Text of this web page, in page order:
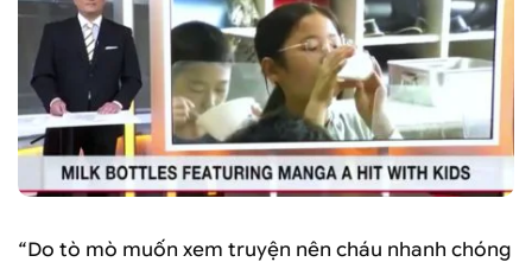
“Do tò mò muốn xem truyện nên cháu nhanh chóng